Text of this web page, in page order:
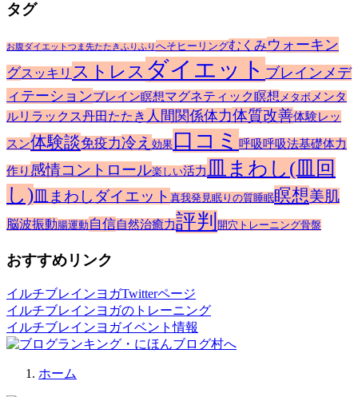
タグ
お腹ダイエットつま先たたきふりふりへそヒーリングむくみウォーキン
グスッキリ ストレス ダイエット ブレインメデ
ィテーションブレイン瞑想マグネティック瞑想 メタボ メンタ
ルリラックス丹田たたき 人間関係体力体質改善体験レッ
スン体験談免疫力冷え 効果口コミ 呼吸呼吸法基礎体力
作り 感情コントロール楽しい活力 皿まわし(皿回
し)皿まわしダイエット 真我発見 眠りの質睡眠瞑想美肌
脳波振動腸運動自信自然治癒力評判 開穴トレーニング骨盤
おすすめリンク
イルチブレインヨガTwitterページ
イルチブレインヨガのトレーニング
イルチブレインヨガイベント情報
ホーム